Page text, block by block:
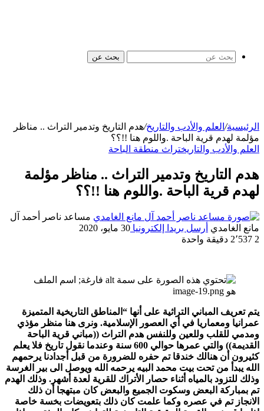
بحث عن
الرئيسية/ العلم والأدب والتاريخ/هدم التاريخ وتدمير التراث .. مناظر
مؤلمة لهدم قرية الباحة .واللوم هنا !!؟؟
العلم والأدب والتاريختراث منطقة الباحة
هدم التاريخ وتدمير التراث .. مناظر مؤلمة
لهدم قرية الباحة .واللوم هنا !!؟؟
مساعد ناصر أحمد آل
مانع الغامدي أرسل بريدا إلكترونيا 30 مايو، 2020
2
دقيقة واحدة
يتم تعريف المباني التراثية على أنها “المناطق التاريخية المتميزة
عمرانيا ومعماريا في أي العصور الإسلامية. ونرى هنا منظر مؤذي
ومدمي للقلب وللعين وللنفس هدم التراث ((مباني قرية الباحة
القديمة)) والتي عمرها حوالي 600 سنة وعندما نقول تاريخ فلا يعلم
كثيرون أن هنالك خندقا تم حفره للضرورة من قبل أجدادنا يرحمهم
الله يبدأ من تحت بيت محمد البيه يرحمه الله ويوصل الى بير الغرسة
وذلك للتزود بالمياه أثناء حصار الأتراك للقرية لعدة أشهر. وذلك الهدم
تم بمباركة البعض وسكوت الجميع والبعض كان مبتهجا أن ذلك
الانجاز تم في عصره وكما علمت كان ذلك بتعويضات بخسة خاصة